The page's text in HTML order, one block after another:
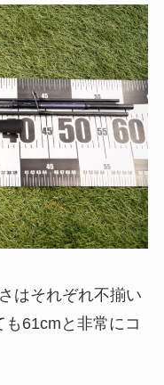
はそれぞれ不揃い
61cmと非常にコ